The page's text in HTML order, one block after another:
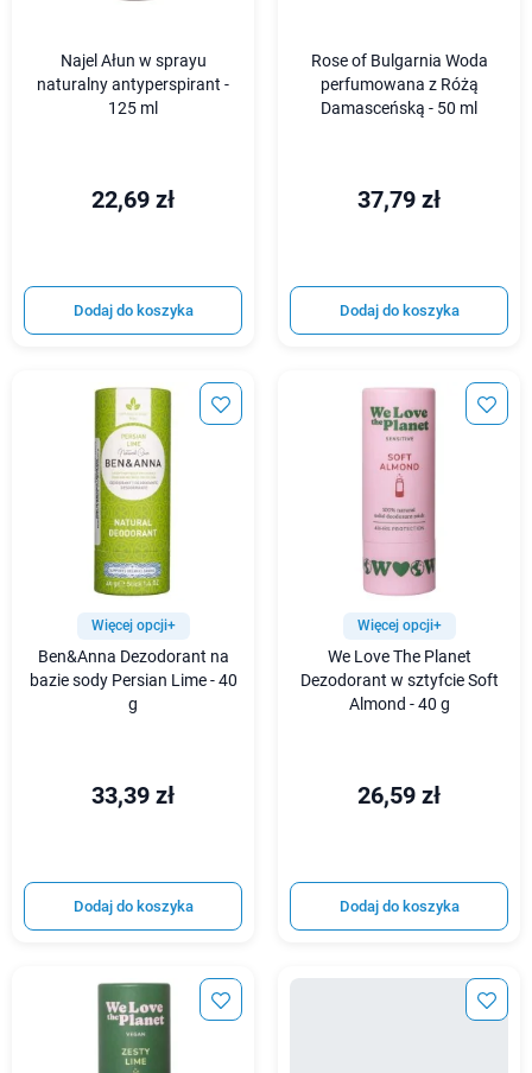
Najel Ałun w sprayu
naturalny antyperspirant -
125 ml
22,69 zł
Dodaj do koszyka
Rose of Bulgarnia Woda
perfumowana z Różą
Damasceńską - 50 ml
37,79 zł
Dodaj do koszyka
Więcej opcji+
Ben&Anna Dezodorant na
bazie sody Persian Lime - 40
g
33,39 zł
Dodaj do koszyka
Więcej opcji+
We Love The Planet
Dezodorant w sztyfcie Soft
Almond - 40 g
26,59 zł
Dodaj do koszyka